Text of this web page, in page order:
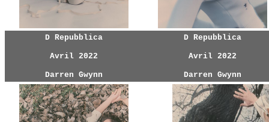
D Repubblica
Avril 2022
Darren Gwynn
D Repubblica
Avril 2022
Darren Gwynn